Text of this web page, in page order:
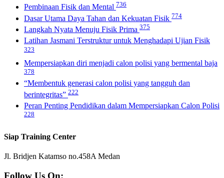
Pembinaan Fisik dan Mental 736
Dasar Utama Daya Tahan dan Kekuatan Fisik 774
Langkah Nyata Menuju Fisik Prima 375
Latihan Jasmani Terstruktur untuk Menghadapi Ujian Fisik
323
Mempersiapkan diri menjadi calon polisi yang bermental baja
378
“Membentuk generasi calon polisi yang tangguh dan
berintegritas” 222
Peran Penting Pendidikan dalam Mempersiapkan Calon Polisi
228
Siap Training Center
Jl. Bridjen Katamso no.458A Medan
Follow Us On: